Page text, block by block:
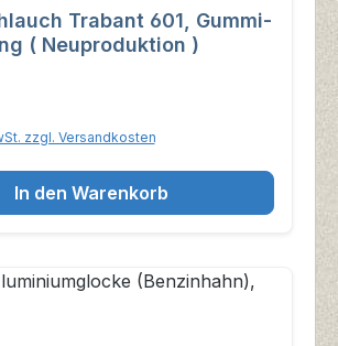
Trabant 601, Gummi-
( Neuproduktion )
zzgl. Versandkosten
In den Warenkorb